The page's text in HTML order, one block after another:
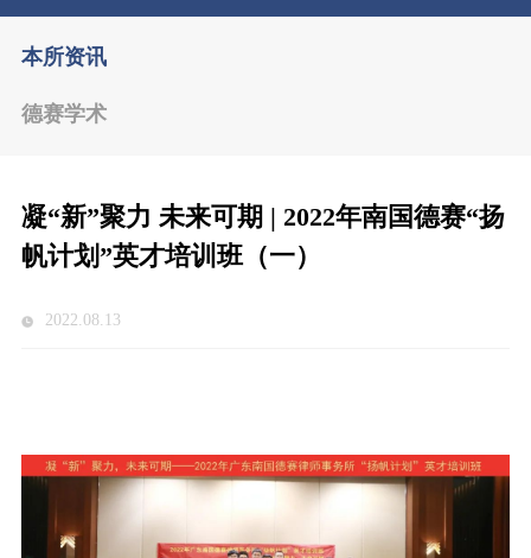
本所资讯
德赛学术
凝“新”聚力 未来可期 | 2022年南国德赛“扬
帆计划”英才培训班（一）
2022.08.13